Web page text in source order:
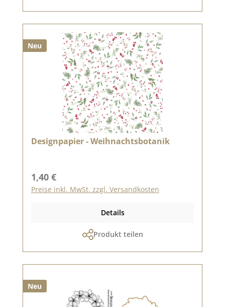
Neu
Designpapier - Weihnachtsbotanik
Regulärer Preis:
1,40 €
Preise inkl. MwSt. zzgl. Versandkosten
Details
Produkt teilen
Neu